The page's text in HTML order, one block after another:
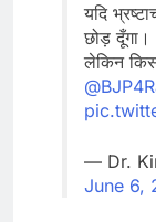
यदि
छोड़ दूँगा।
लेकिन
— Dr.
June 6,